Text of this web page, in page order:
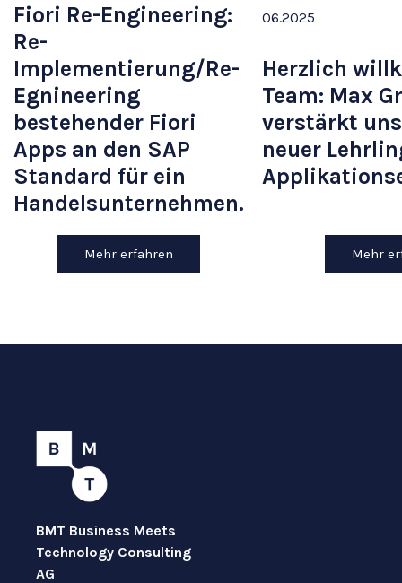
Fiori Re-Engineering:
Re-
Implementierung/Re-
Egnineering
bestehender Fiori
Apps an den SAP
Standard für ein
Handelsunternehmen.
Mehr erfahren
06.2025
Herzlich
Team: Max
verstärkt
neuer
Mehr
BMT Business Meets
Technology Consulting
AG